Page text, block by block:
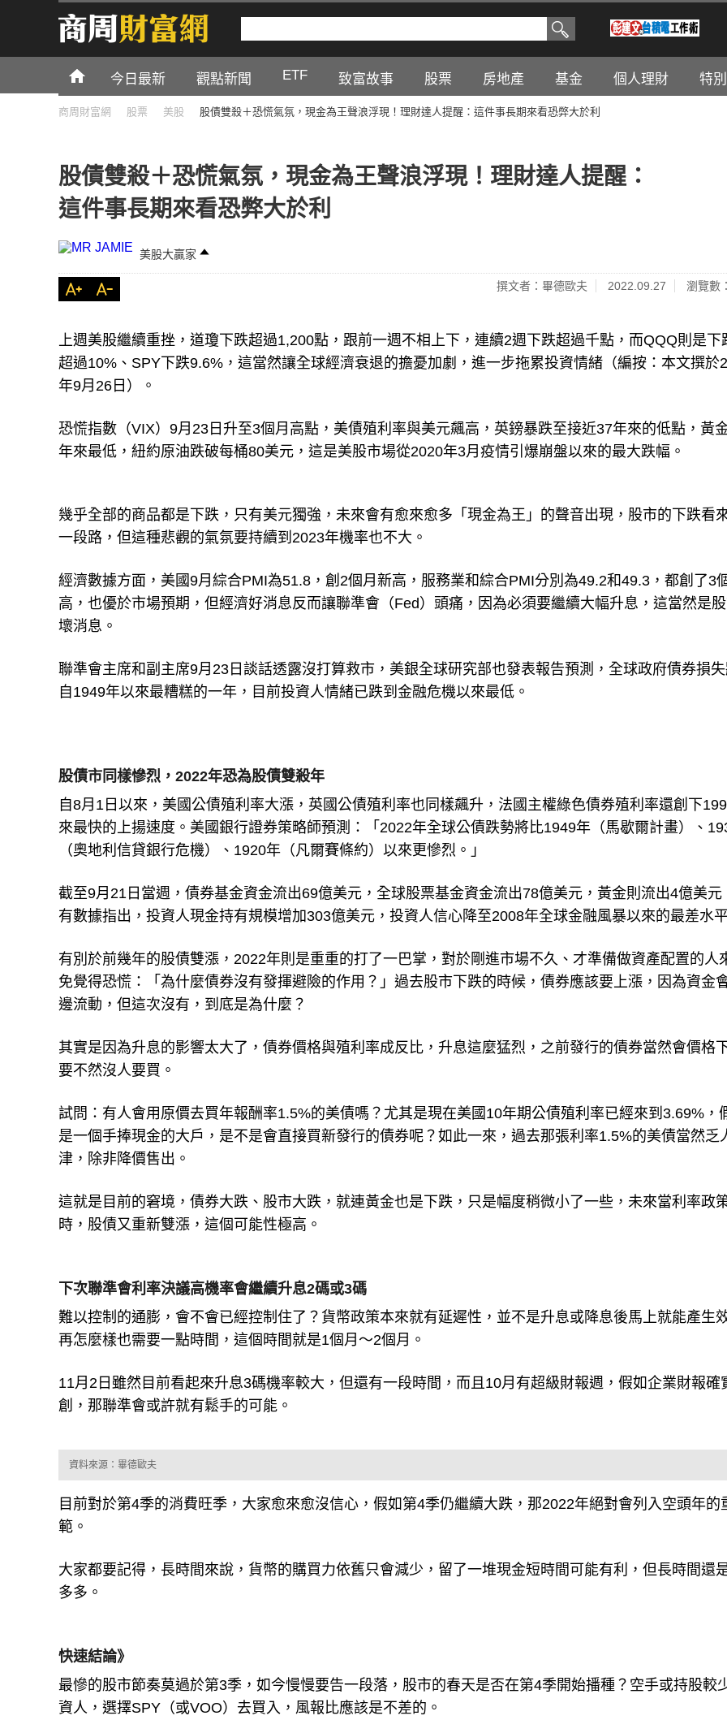
今日最新 觀點新聞 ETF 致富故事 股票 房地產 基金 個人理財 特
商周財富網 股票 美股 股債雙殺＋恐慌氣氛，現金為王聲浪浮現！理財達人提醒：這件事長期來看恐弊大於利
股債雙殺＋恐慌氣氛，現金為王聲浪浮現！理財達人提醒：
這件事長期來看恐弊大於利
美股大贏家
撰文者：畢德歐夫 2022.09.27 瀏覽數
上週美股繼續重挫，道瓊下跌超過1,200點，跟前一週不相上下，連續2週下跌超過千點，而QQQ則是下
超過10%、SPY下跌9.6%，這當然讓全球經濟衰退的擔憂加劇，進一步拖累投資情緒（編按：本文撰於
年9月26日）。
恐慌指數（VIX）9月23日升至3個月高點，美債殖利率與美元飆高，英鎊暴跌至接近37年來的低點，黃
年來最低，紐約原油跌破每桶80美元，這是美股市場從2020年3月疫情引爆崩盤以來的最大跌幅。
幾乎全部的商品都是下跌，只有美元獨強，未來會有愈來愈多「現金為王」的聲音出現，股市的下跌看
一段路，但這種悲觀的氣氛要持續到2023年機率也不大。
經濟數據方面，美國9月綜合PMI為51.8，創2個月新高，服務業和綜合PMI分別為49.2和49.3，都創了3
高，也優於市場預期，但經濟好消息反而讓聯準會（Fed）頭痛，因為必須要繼續大幅升息，這當然是
壞消息。
聯準會主席和副主席9月23日談話透露沒打算救市，美銀全球研究部也發表報告預測，全球政府債券損
自1949年以來最糟糕的一年，目前投資人情緒已跌到金融危機以來最低。
股債市同樣慘烈，2022年恐為股債雙殺年
自8月1日以來，美國公債殖利率大漲，英國公債殖利率也同樣飆升，法國主權綠色債券殖利率還創下
來最快的上揚速度。美國銀行證券策略師預測：「2022年全球公債跌勢將比1949年（馬歇爾計畫）、
（奧地利信貸銀行危機）、1920年（凡爾賽條約）以來更慘烈。」
截至9月21日當週，債券基金資金流出69億美元，全球股票基金資金流出78億美元，黃金則流出4億美元
有數據指出，投資人現金持有規模增加303億美元，投資人信心降至2008年全球金融風暴以來的最差水平
有別於前幾年的股債雙漲，2022年則是重重的打了一巴掌，對於剛進市場不久、才準備做資產配置的人
免覺得恐慌：「為什麼債券沒有發揮避險的作用？」過去股市下跌的時候，債券應該要上漲，因為資金
邊流動，但這次沒有，到底是為什麼？
其實是因為升息的影響太大了，債券價格與殖利率成反比，升息這麼猛烈，之前發行的債券當然會價格
要不然沒人要買。
試問：有人會用原價去買年報酬率1.5%的美債嗎？尤其是現在美國10年期公債殖利率已經來到3.69%，
是一個手捧現金的大戶，是不是會直接買新發行的債券呢？如此一來，過去那張利率1.5%的美債當然乏
津，除非降價售出。
這就是目前的窘境，債券大跌、股市大跌，就連黃金也是下跌，只是幅度稍微小了一些，未來當利率政
時，股債又重新雙漲，這個可能性極高。
下次聯準會利率決議高機率會繼續升息2碼或3碼
難以控制的通膨，會不會已經控制住了？貨幣政策本來就有延遲性，並不是升息或降息後馬上就能產生
再怎麼樣也需要一點時間，這個時間就是1個月～2個月。
11月2日雖然目前看起來升息3碼機率較大，但還有一段時間，而且10月有超級財報週，假如企業財報確
創，那聯準會或許就有鬆手的可能。
資料來源：畢德歐夫
目前對於第4季的消費旺季，大家愈來愈沒信心，假如第4季仍繼續大跌，那2022年絕對會列入空頭年的
範。
大家都要記得，長時間來說，貨幣的購買力依舊只會減少，留了一堆現金短時間可能有利，但長時間還
多多。
快速結論》
最慘的股市節奏莫過於第3季，如今慢慢要告一段落，股市的春天是否在第4季開始播種？空手或持股較
資人，選擇SPY（或VOO）去買入，風報比應該是不差的。